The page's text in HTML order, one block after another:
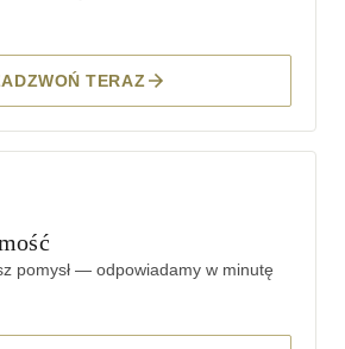
TERAZ
pomysł — odpowiadamy w minutę